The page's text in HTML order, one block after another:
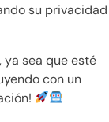
su privacidad
ya sea que esté
con un